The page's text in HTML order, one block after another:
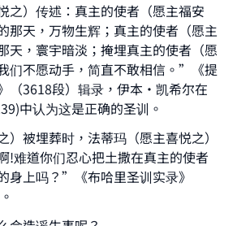
之）传述：真主的使者（愿主福安
那天，万物生辉；真主的使者（愿主
天，寰宇暗淡；掩埋真主的使者（愿
们不愿动手，简直不敢相信。”《提
（3618段）辑录，伊本·凯希尔在
中认为这是正确的圣训。
）被埋葬时，法蒂玛（愿主喜悦之）
!难道你们忍心把土撒在真主的使者
身上吗？”《布哈里圣训实录》